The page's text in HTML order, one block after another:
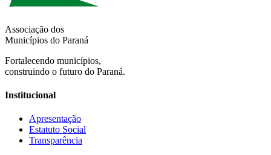
Associação dos
Municípios do Paraná
Fortalecendo municípios,
construindo o futuro do Paraná.
Institucional
Apresentação
Estatuto Social
Transparência